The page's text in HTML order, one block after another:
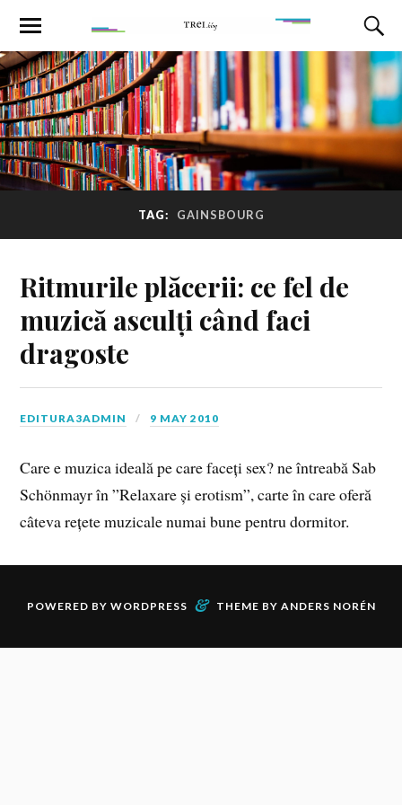
TAG: GAINSBOURG
Ritmurile plăcerii: ce fel de
muzică asculți când faci
dragoste
EDITURA3ADMIN 9 MAY 2010
Care e muzica ideală pe care faceți sex? ne întreabă Sab
Schönmayr în ”Relaxare și erotism”, carte în care oferă
câteva rețete muzicale numai bune pentru dormitor.
POWERED BY WORDPRESS & THEME BY ANDERS NORÉN